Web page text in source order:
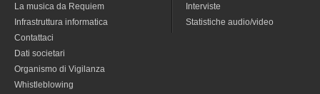
La musica da Requiem
Infrastruttura informatica
Contattaci
Dati societari
Organismo di Vigilanza
Whistleblowing
Interviste
Statistiche audio/video